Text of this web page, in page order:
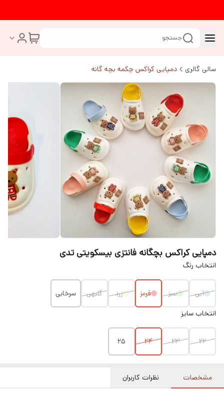
جستجو
سالی گالری دمپایی کراکس چکمه بچه گانه
دمپایی کراکس بچگانه فانتزی بیسکویتی تدی
انتخاب رنگ
آبی سبز قرمز زرد گلبهی
سرخابی
انتخاب سایز
۲۲ ۲۳ ۲۴ ۲۵
مشخصات نظرات کاربران